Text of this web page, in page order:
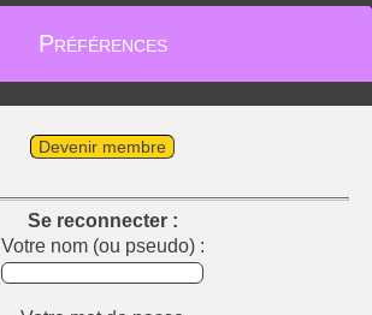
Préférences
Devenir membre
Se reconnecter :
Votre nom (ou pseudo) :